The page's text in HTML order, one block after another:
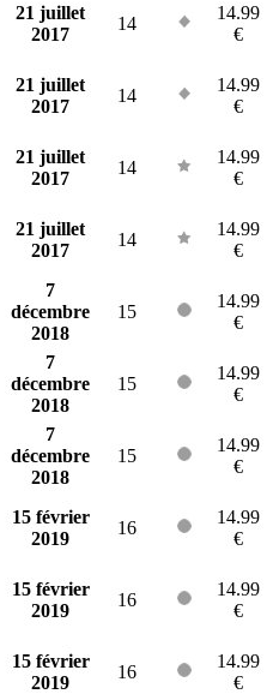
21 juillet
2017
14
14.99
€
21 juillet
2017
14
14.99
€
21 juillet
2017
14
14.99
€
21 juillet
2017
14
14.99
€
7
décembre
2018
15
14.99
€
7
décembre
2018
15
14.99
€
7
décembre
2018
15
14.99
€
15 février
2019
16
14.99
€
15 février
2019
16
14.99
€
15 février
2019
16
14.99
€